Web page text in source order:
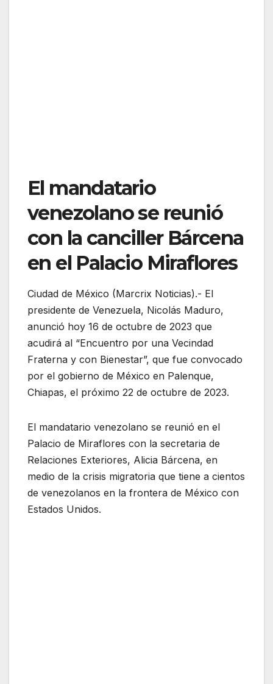
El mandatario
venezolano se reunió
con la canciller Bárcena
en el Palacio Miraflores
Ciudad de México (Marcrix Noticias).- El
presidente de Venezuela, Nicolás Maduro,
anunció hoy 16 de octubre de 2023 que
acudirá al “Encuentro por una Vecindad
Fraterna y con Bienestar”, que fue convocado
por el gobierno de México en Palenque,
Chiapas, el próximo 22 de octubre de 2023.
El mandatario venezolano se reunió en el
Palacio de Miraflores con la secretaria de
Relaciones Exteriores, Alicia Bárcena, en
medio de la crisis migratoria que tiene a cientos
de venezolanos en la frontera de México con
Estados Unidos.